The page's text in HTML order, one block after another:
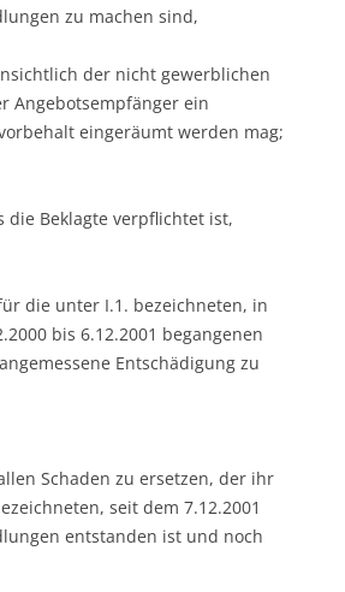
zu machen sind,
der nicht gewerblichen
Angebotsempfänger ein
eingeräumt werden mag;
die Beklagte verpflichtet ist,
die unter I.1. bezeichneten, in
bis 6.12.2001 begangenen
Entschädigung zu
Schaden zu ersetzen, der ihr
seit dem 7.12.2001
entstanden ist und noch